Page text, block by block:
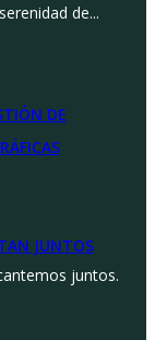
de...
DE
JUNTOS
juntos.